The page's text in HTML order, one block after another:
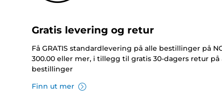
Gratis levering og retur
Få GRATIS standardlevering på alle bestillinger på
300.00 eller mer, i tillegg til gratis 30-dagers retur på
bestillinger
Finn ut mer